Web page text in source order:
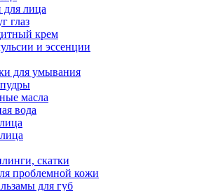
лица
глаз
крем
и эссенции
для умывания
масла
вода
скатки
проблемной кожи
для губ